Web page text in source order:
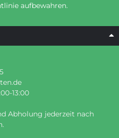
aufbewahren.
13:00
Abholung jederzeit nach